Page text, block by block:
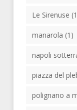
Le Sirenuse
manarola (1)
napoli
piazza del
polignano a